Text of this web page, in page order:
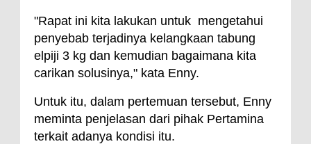
"Rapat ini kita lakukan untuk mengetahui
penyebab terjadinya kelangkaan tabung
elpiji 3 kg dan kemudian bagaimana kita
carikan solusinya," kata Enny.
Untuk itu, dalam pertemuan tersebut, Enny
meminta penjelasan dari pihak Pertamina
terkait adanya kondisi itu.